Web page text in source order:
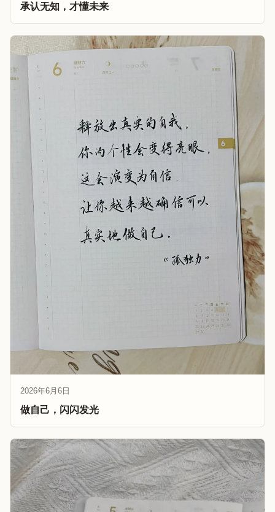
承认无知，才懂未来
2026年6月6日
做自己，闪闪发光